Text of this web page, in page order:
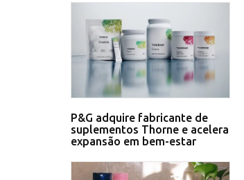
P&G adquire fabricante de
suplementos Thorne e acelera
expansão em bem-estar